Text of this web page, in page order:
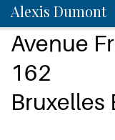
Alexis Dumont
Avenue
162
Bruxelles